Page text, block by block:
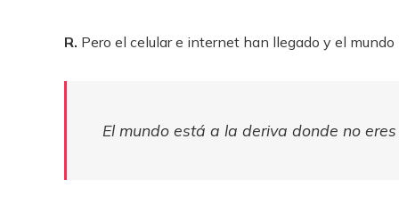
R. Pero el celular e internet han llegado y el mundo
El mundo está a la deriva donde no